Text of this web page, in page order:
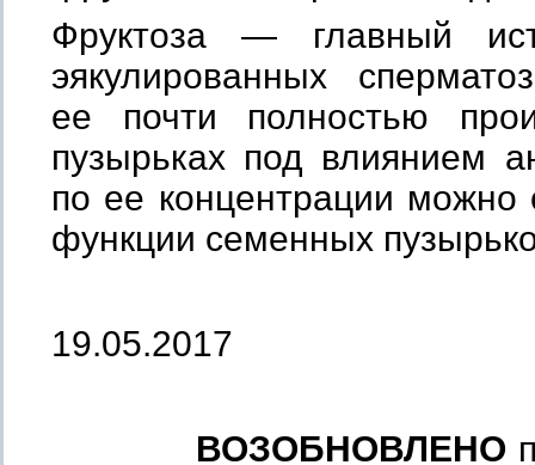
Фруктоза — главный
эякулированных
ее почти полностью
пузырьках под влиянием
по ее концентрации можно
функции семенных
19.05.2017
ВОЗОБНОВЛЕНО